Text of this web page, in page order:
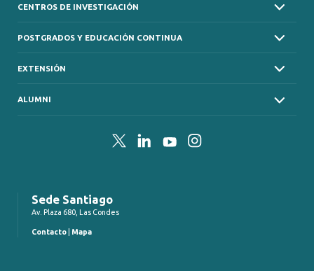
CENTROS DE INVESTIGACIÓN
POSTGRADOS Y EDUCACIÓN CONTINUA
EXTENSIÓN
ALUMNI
TwitterLinkedInYouTubeInstagram
Sede Santiago
Av. Plaza 680, Las Condes
Contacto Mapa